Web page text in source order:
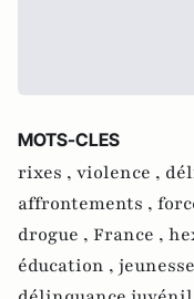
MOTS-CLES
rixes , violence ,
affrontements ,
drogue , France ,
éducation ,